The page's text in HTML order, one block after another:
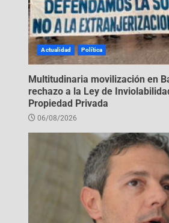
Actualidad Política
Multitudinaria movilización en
rechazo a la Ley de
Propiedad Privada
06/08/2026